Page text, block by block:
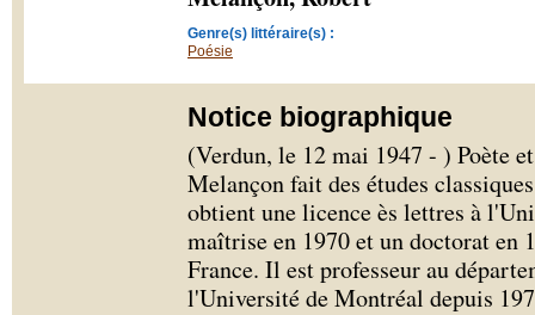
Genre(s) littéraire(s) :
Poésie
Notice biographique
(Verdun, le 12 mai 1947 - ) Poète
Melançon fait des études
obtient une licence ès lettres à
maîtrise en 1970 et un doctorat en
France. Il est professeur au
l'Université de Montréal depuis